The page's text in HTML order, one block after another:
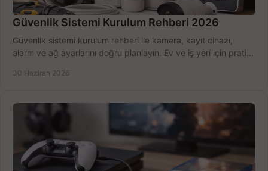
Güvenlik Sistemi Kurulum Rehberi 2026
Güvenlik sistemi kurulum rehberi ile kamera, kayıt cihazı,
alarm ve ağ ayarlarını doğru planlayın. Ev ve iş yeri için pratik
30 Haziran 2026